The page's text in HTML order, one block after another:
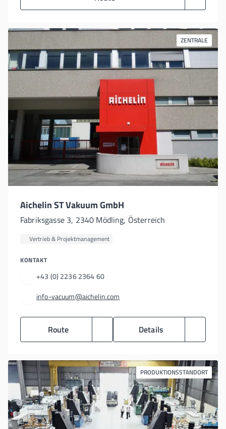
ZENTRALE
Aichelin ST Vakuum GmbH
Fabriksgasse 3, 2340 Mödling, Österreich
Vertrieb & Projektmanagement
KONTAKT
+43 (0) 2236 2364 60
info-vacuum@aichelin.com
Route Details
PRODUKTIONSSTANDORT